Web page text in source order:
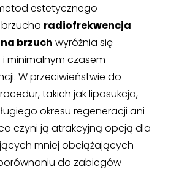
estetycznego
radiofrekwencja
brzuch wyróżnia się
minimalnym czasem
W przeciwieństwie do
takich jak liposukcja,
okresu regeneracji ani
czyni ją atrakcyjną opcją dla
mniej obciążających
do zabiegów